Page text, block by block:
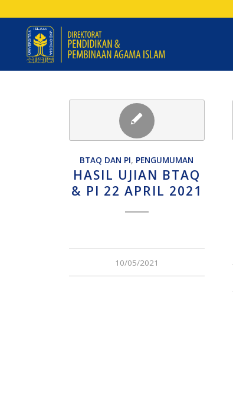
BTAQ DAN PI, PENGUMUMAN
HASIL UJIAN BTAQ
& PI 22 APRIL 2021
10/05/2021